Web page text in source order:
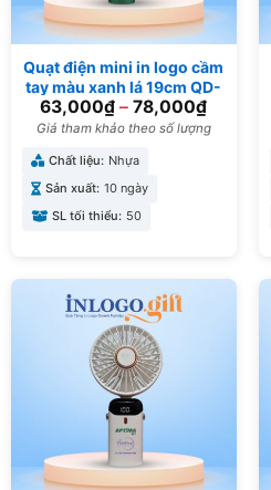
Quạt điện mini in logo cầm
tay màu xanh lá 19cm QD-
01
63,000₫ –78,000₫
Giá tham khảo theo số lượng
Chất liệu: Nhựa
Sản xuất: 10 ngày
SL tối thiểu: 50